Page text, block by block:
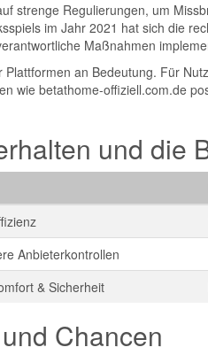
strenge Regulierungen, um
im Jahr 2021 hat sich die
Maßnahmen
an Bedeutung. Für
wie betathome-offiziell.com.de
und die
Anbieterkontrollen
& Sicherheit
Chancen